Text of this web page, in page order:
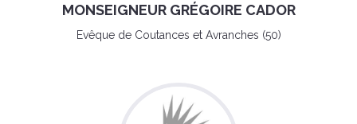
MONSEIGNEUR GRÉGOIRE CADOR
Evêque de Coutances et Avranches (50)